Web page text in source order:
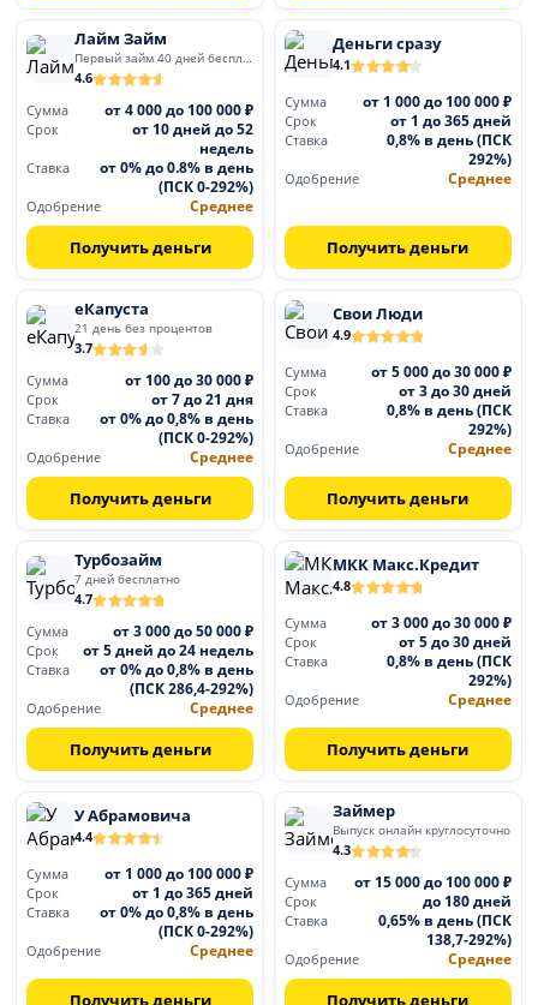
Лайм Займ
Первый займ 40 дней бесплатно
4.6
Сумма
от 4 000 до 100 000 ₽
Срок
от 10 дней до 52
недель
Ставка
от 0% до 0.8% в день
(ПСК 0-292%)
Одобрение Среднее
Получить деньги
Деньги сразу
4.1
Сумма от 1 000 до 100 000 ₽
Срок от 1 до 365 дней
Ставка
0,8% в день (ПСК
292%)
Одобрение Среднее
Получить деньги
еКапуста
21 день без процентов
3.7
Сумма
от 100 до 30 000 ₽
Срок от 7 до 21 дня
Ставка
от 0% до 0,8% в день
(ПСК 0-292%)
Одобрение Среднее
Получить деньги
Свои Люди
4.9
Сумма от 5 000 до 30 000 ₽
Срок от 3 до 30 дней
Ставка
0,8% в день (ПСК
292%)
Одобрение Среднее
Получить деньги
Турбозайм
7 дней бесплатно
4.7
Сумма
от 3 000 до 50 000 ₽
Срок от 5 дней до 24 недель
Ставка
от 0% до 0,8% в день
(ПСК 286,4-292%)
Одобрение Среднее
Получить деньги
МКК Макс.Кредит
4.8
Сумма от 3 000 до 30 000 ₽
Срок от 5 до 30 дней
Ставка
0,8% в день (ПСК
292%)
Одобрение Среднее
Получить деньги
У Абрамовича
4.4
Сумма от 1 000 до 100 000 ₽
Срок от 1 до 365 дней
Ставка
от 0% до 0,8% в день
(ПСК 0-292%)
Одобрение Среднее
Получить деньги
Займер
Выпуск онлайн круглосуточно
4.3
Сумма
от 15 000 до 100 000 ₽
Срок до 180 дней
Ставка
0,65% в день (ПСК
138,7-292%)
Одобрение Среднее
Получить деньги